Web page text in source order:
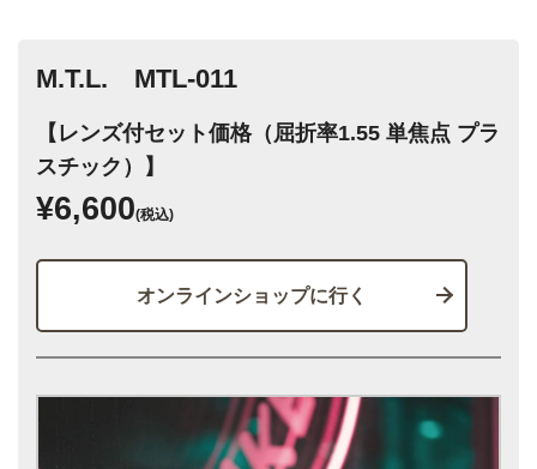
M.T.L. MTL-011
【レンズ付セット価格（屈折率1.55 単焦点 プラ
スチック）】
¥6,600(税込)
オンラインショップに行く